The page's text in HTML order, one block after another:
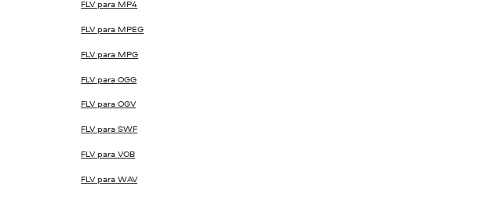
FLV para MP4
FLV para MPEG
FLV para MPG
FLV para OGG
FLV para OGV
FLV para SWF
FLV para VOB
FLV para WAV